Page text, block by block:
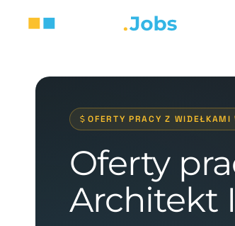
OFERTY PRACY Z WIDEŁKAMI
Oferty
Architekt